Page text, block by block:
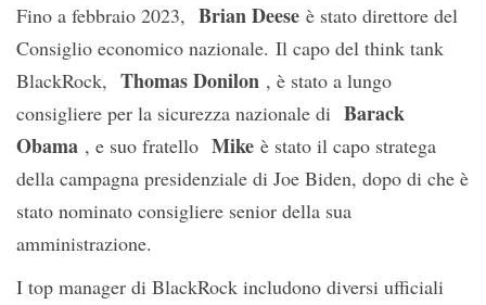
Fino a febbraio 2023, Brian Deese è stato direttore del
Consiglio economico nazionale. Il capo del think tank
BlackRock, Thomas Donilon , è stato a lungo
consigliere per la sicurezza nazionale di Barack
Obama , e suo fratello Mike è stato il capo stratega
della campagna presidenziale di Joe Biden, dopo di che è
stato nominato consigliere senior della sua
amministrazione.
I top manager di BlackRock includono diversi ufficiali